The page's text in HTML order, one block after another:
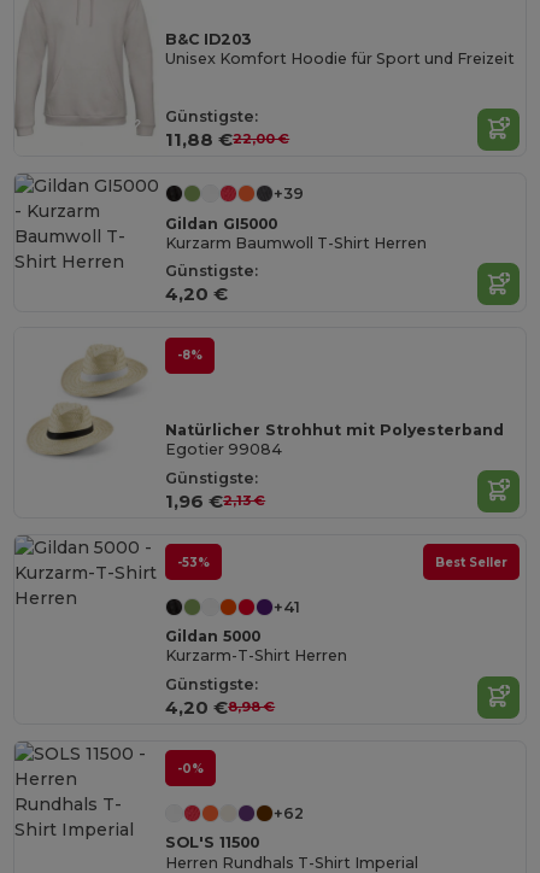
B&C ID203
Unisex Komfort Hoodie für Sport und Freizeit
Günstigste:
11,88 €22,00 €
+39
Gildan GI5000
Kurzarm Baumwoll T-Shirt Herren
Günstigste:
4,20 €
-8%
Natürlicher Strohhut mit Polyesterband
Egotier 99084
Günstigste:
1,96 €2,13 €
-53% Best Seller
+41
Gildan 5000
Kurzarm-T-Shirt Herren
Günstigste:
4,20 €8,98 €
-0%
+62
SOL'S 11500
Herren Rundhals T-Shirt Imperial